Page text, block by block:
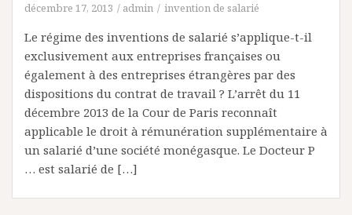
décembre 17, 2013 admin invention de salarié
Le régime des inventions de salarié s’applique-t-il
exclusivement aux entreprises françaises ou
également à des entreprises étrangères par des
dispositions du contrat de travail ? L’arrêt du 11
décembre 2013 de la Cour de Paris reconnaît
applicable le droit à rémunération supplémentaire à
un salarié d’une société monégasque. Le Docteur P
… est salarié de […]